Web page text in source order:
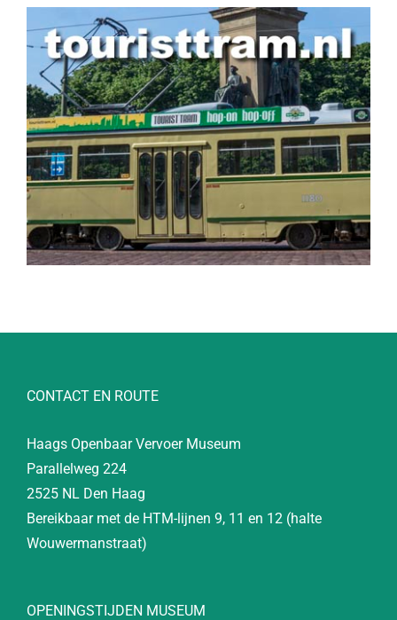
CONTACT EN ROUTE
Haags Openbaar Vervoer Museum
Parallelweg 224
2525 NL Den Haag
Bereikbaar met de HTM-lijnen 9, 11 en 12 (halte
Wouwermanstraat)
OPENINGSTIJDEN MUSEUM